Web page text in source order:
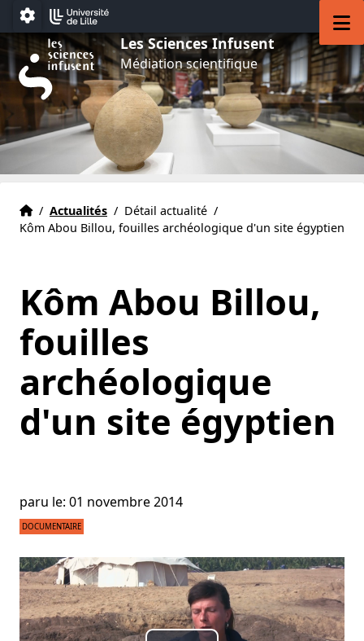
Aller au menu
Aller au contenu
Aller au pied de page
Paramétrage
Les Sciences Infusent
Médiation scientifique
Accueil
Accueil
/ Actualités / Détail actualité /
Kôm Abou Billou, fouilles archéologique d'un site égyptien
Kôm Abou Billou,
fouilles
archéologique
d'un site égyptien
paru le: 01 novembre 2014
DOCUMENTAIRE